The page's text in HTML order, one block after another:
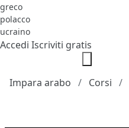
greco
polacco
ucraino
Accedi Iscriviti gratis
Impara arabo Corsi